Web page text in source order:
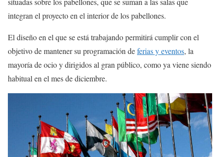
integran el proyecto en el interior de los pabellones.
El diseño en el que se está trabajando permitirá cumplir con el
objetivo de mantener su programación deferias y eventos, la
mayoría de ocio y dirigidos al gran público, como ya viene siendo
habitual en el mes de diciembre.